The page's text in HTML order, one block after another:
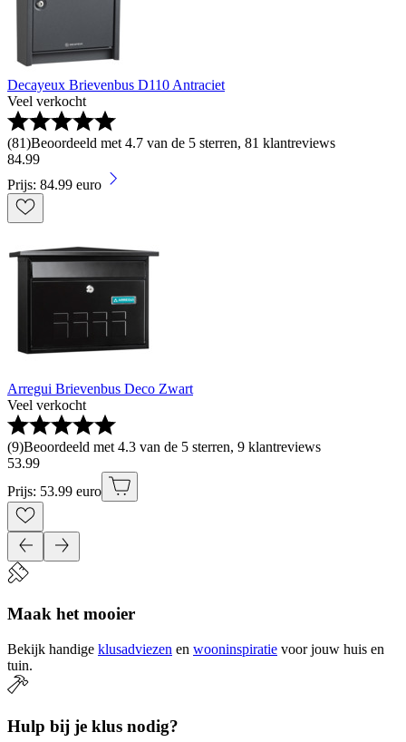
Decayeux Brievenbus D110 Antraciet
Veel verkocht
(81)Beoordeeld met 4.7 van de 5 sterren, 81 klantreviews
84.99
Prijs: 84.99 euro
Arregui Brievenbus Deco Zwart
Veel verkocht
(9)Beoordeeld met 4.3 van de 5 sterren, 9 klantreviews
53.99
Prijs: 53.99 euro
Maak het mooier
Bekijk handige klusadviezen en wooninspiratie voor jouw huis en
tuin.
Hulp bij je klus nodig?